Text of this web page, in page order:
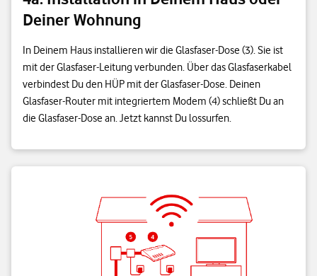
Deiner Wohnung
In Deinem Haus installieren wir die Glasfaser-Dose (3). Sie ist
mit der Glasfaser-Leitung verbunden. Über das Glasfaserkabel
verbindest Du den HÜP mit der Glasfaser-Dose. Deinen
Glasfaser-Router mit integriertem Modem (4) schließt Du an
die Glasfaser-Dose an. Jetzt kannst Du lossurfen.